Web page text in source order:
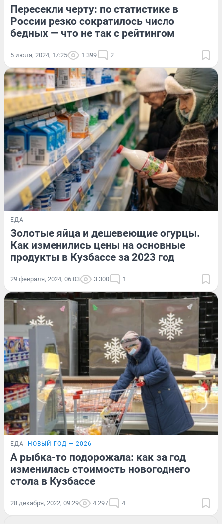
Пересекли черту: по статистике в
России резко сократилось число
бедных — что не так с рейтингом
5 июля, 2024, 17:25 1 399 2
ЕДА
Золотые яйца и дешевеющие огурцы.
Как изменились цены на основные
продукты в Кузбассе за 2023 год
29 февраля, 2024, 06:03 3 300 1
ЕДА НОВЫЙ ГОД — 2026
А рыбка-то подорожала: как за год
изменилась стоимость новогоднего
стола в Кузбассе
28 декабря, 2022, 09:29 4 297 4